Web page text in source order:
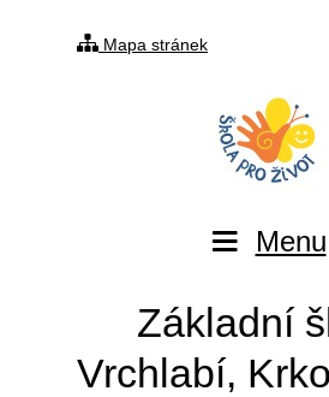
Mapa stránek
Menu
Základní
Vrchlabí,